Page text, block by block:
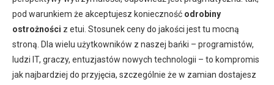
pod warunkiem że akceptujesz konieczność odrobiny
ostrożności z etui. Stosunek ceny do jakości jest tu mocną
stroną. Dla wielu użytkowników z naszej bańki – programistów,
ludzi IT, graczy, entuzjastów nowych technologii – to kompromis
jak najbardziej do przyjęcia, szczególnie że w zamian dostajesz